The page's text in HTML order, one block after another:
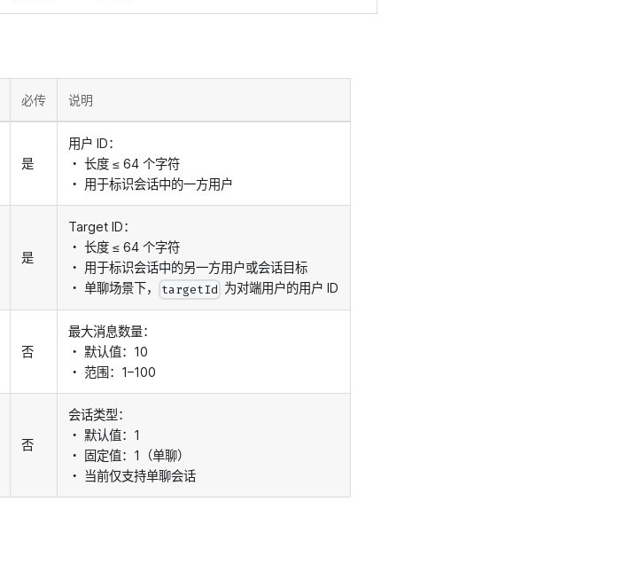
必传 说明
是
用户 ID：
・ 长度 ≤ 64 个字符
・ 用于标识会话中的一方用户
是
Target ID：
・ 长度 ≤ 64 个字符
・ 用于标识会话中的另一方用户或会话目标
・ 单聊场景下，
targetId 为对端用户的用户 ID
否
最大消息数量：
・ 默认值：10
・ 范围：1–100
否
会话类型：
・ 默认值：1
・ 固定值：1（单聊）
・ 当前仅支持单聊会话